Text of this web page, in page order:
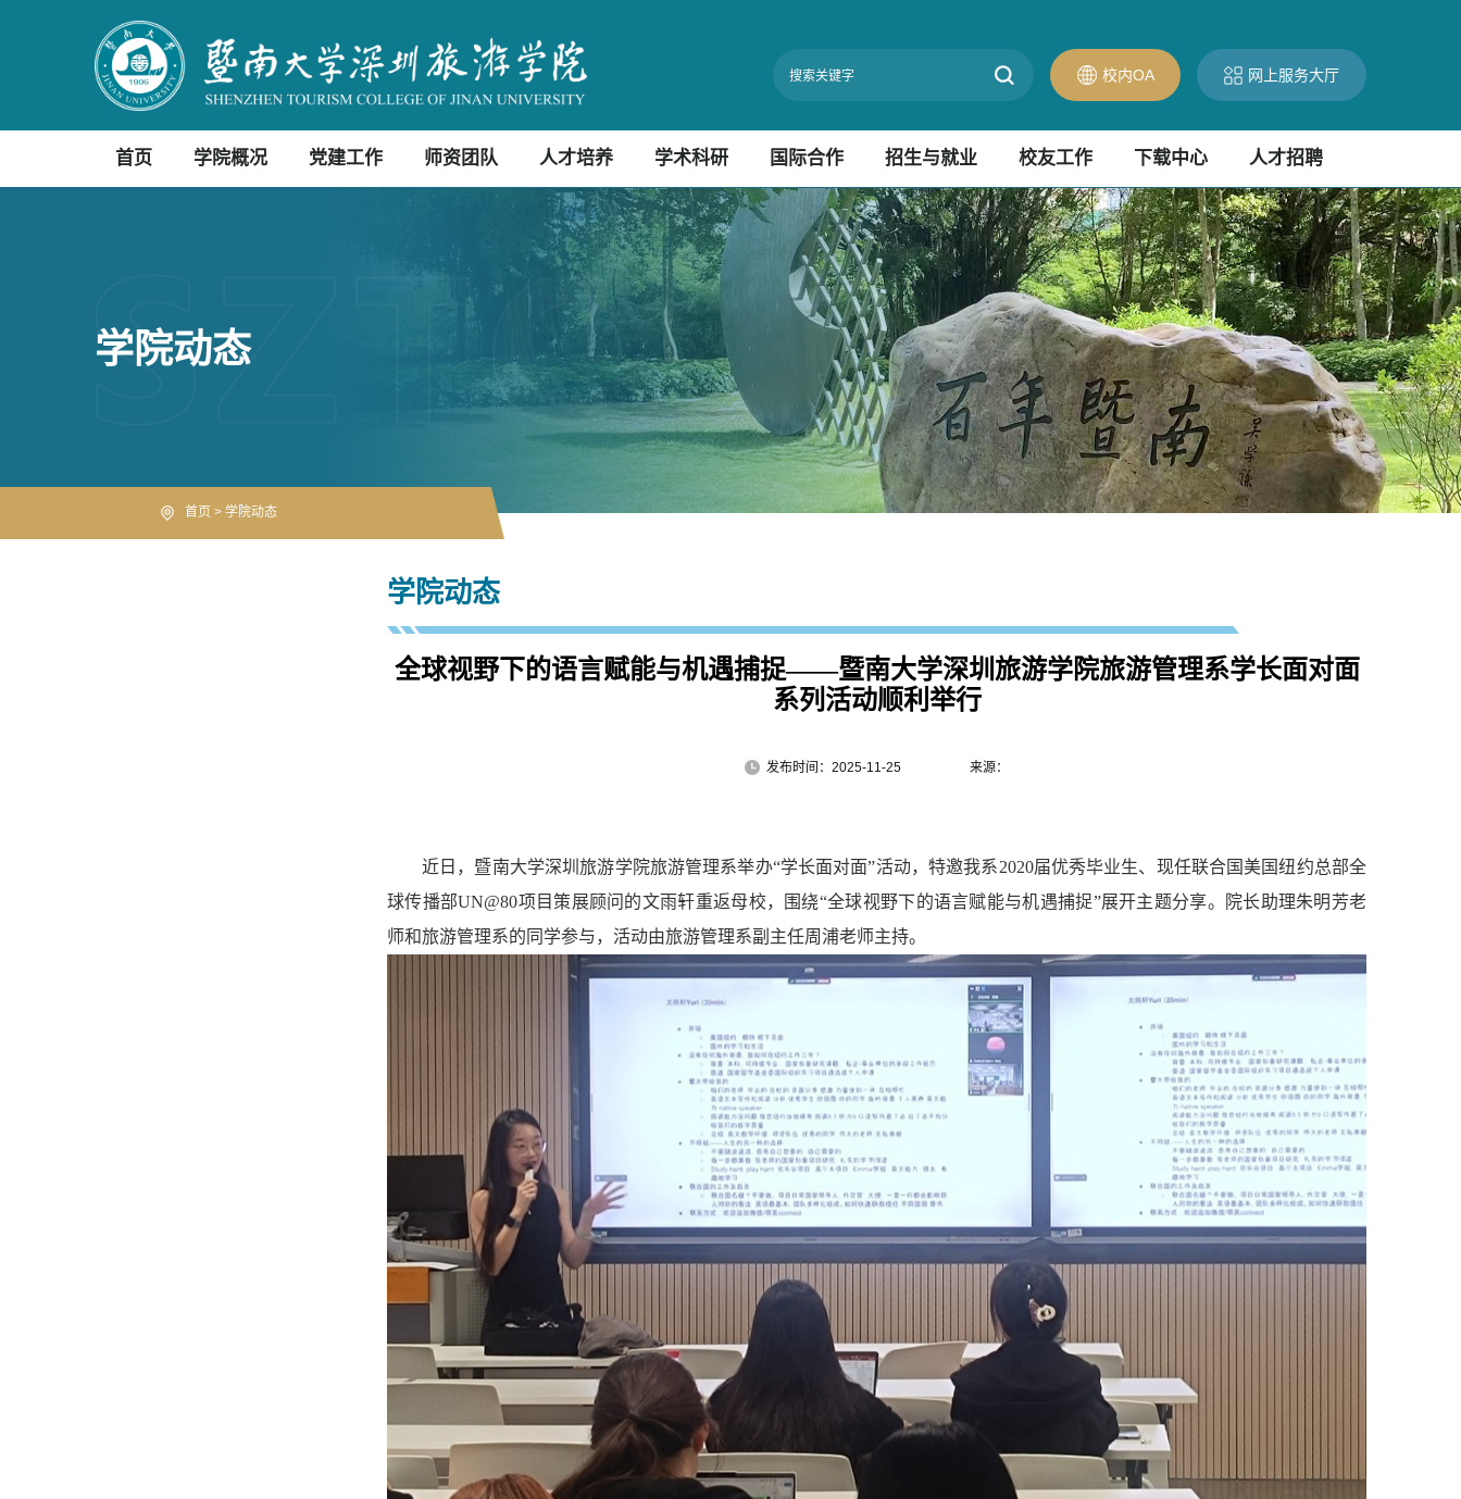
网上服务大厅
校内OA
首页 学院概况 党建工作 师资团队 人才培养 学术科研 国际合作 招生与就业 校友工作 下载中心 人才招聘
学院动态
首页 >学院动态
学院动态
全球视野下的语言赋能与机遇捕捉——暨南大学深圳旅游学院旅游管理系学长面对面
系列活动顺利举行
发布时间：2025-11-25 来源：
近日，暨南大学深圳旅游学院旅游管理系举办“学长面对面”活动，特邀我系2020届优秀毕业生、现任联合国美国纽约总部全
球传播部UN@80项目策展顾问的文雨轩重返母校，围绕“全球视野下的语言赋能与机遇捕捉”展开主题分享。院长助理朱明芳老
师和旅游管理系的同学参与，活动由旅游管理系副主任周浦老师主持。